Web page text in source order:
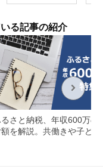
る記事の紹介
さと納税、年収600万の
を解説。共働きや子ども